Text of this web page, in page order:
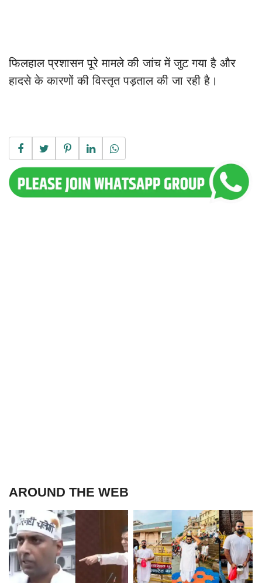
फिलहाल प्रशासन पूरे मामले की जांच में जुट गया है और
हादसे के कारणों की विस्तृत पड़ताल की जा रही है।
AROUND THE WEB